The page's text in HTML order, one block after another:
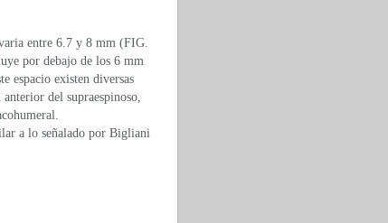
entre 6.7 y 8 mm (FIG.
por debajo de los 6 mm
espacio existen diversas
del supraespinoso,
a lo señalado por Bigliani